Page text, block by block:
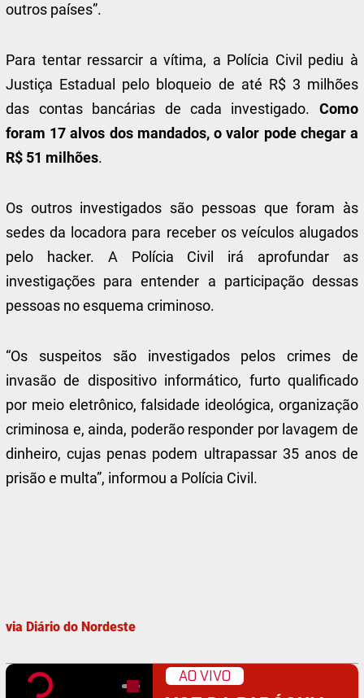
outros países”.
Para tentar ressarcir a vítima, a Polícia Civil pediu à
Justiça Estadual pelo bloqueio de até R$ 3 milhões
das contas bancárias de cada investigado. Como
foram 17 alvos dos mandados, o valor pode chegar a
R$ 51 milhões.
Os outros investigados são pessoas que foram às
sedes da locadora para receber os veículos alugados
pelo hacker. A Polícia Civil irá aprofundar as
investigações para entender a participação dessas
pessoas no esquema criminoso.
“Os suspeitos são investigados pelos crimes de
invasão de dispositivo informático, furto qualificado
por meio eletrônico, falsidade ideológica, organização
criminosa e, ainda, poderão responder por lavagem de
dinheiro, cujas penas podem ultrapassar 35 anos de
prisão e multa”, informou a Polícia Civil.
via Diário do Nordeste
AO VIVO